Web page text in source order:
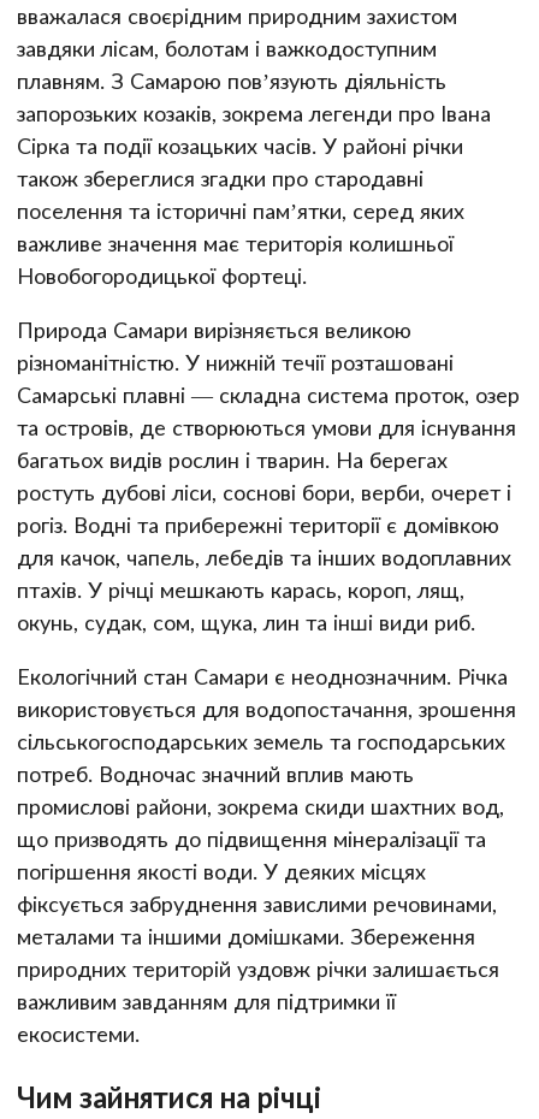
вважалася своєрідним природним захистом
завдяки лісам, болотам і важкодоступним
плавням. З Самарою пов’язують діяльність
запорозьких козаків, зокрема легенди про Івана
Сірка та події козацьких часів. У районі річки
також збереглися згадки про стародавні
поселення та історичні пам’ятки, серед яких
важливе значення має територія колишньої
Новобогородицької фортеці.
Природа Самари вирізняється великою
різноманітністю. У нижній течії розташовані
Самарські плавні — складна система проток, озер
та островів, де створюються умови для існування
багатьох видів рослин і тварин. На берегах
ростуть дубові ліси, соснові бори, верби, очерет і
рогіз. Водні та прибережні території є домівкою
для качок, чапель, лебедів та інших водоплавних
птахів. У річці мешкають карась, короп, лящ,
окунь, судак, сом, щука, лин та інші види риб.
Екологічний стан Самари є неоднозначним. Річка
використовується для водопостачання, зрошення
сільськогосподарських земель та господарських
потреб. Водночас значний вплив мають
промислові райони, зокрема скиди шахтних вод,
що призводять до підвищення мінералізації та
погіршення якості води. У деяких місцях
фіксується забруднення завислими речовинами,
металами та іншими домішками. Збереження
природних територій уздовж річки залишається
важливим завданням для підтримки її
екосистеми.
Чим зайнятися на річці